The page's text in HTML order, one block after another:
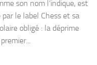
son nom l’indique, est
par le label Chess et sa
obligé : la déprime